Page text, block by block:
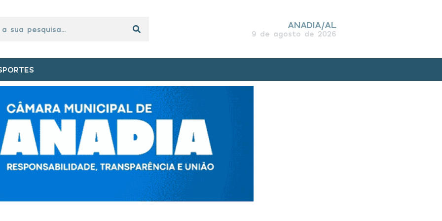
ANADIA/AL
9 de agosto de 2026